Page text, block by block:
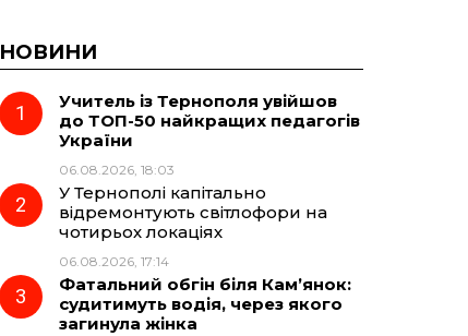
НОВИНИ
Учитель із Тернополя увійшов
до ТОП-50 найкращих педагогів
України
06.08.2026, 18:03
У Тернополі капітально
відремонтують світлофори на
чотирьох локаціях
06.08.2026, 17:14
Фатальний обгін біля Кам’янок:
судитимуть водія, через якого
загинула жінка